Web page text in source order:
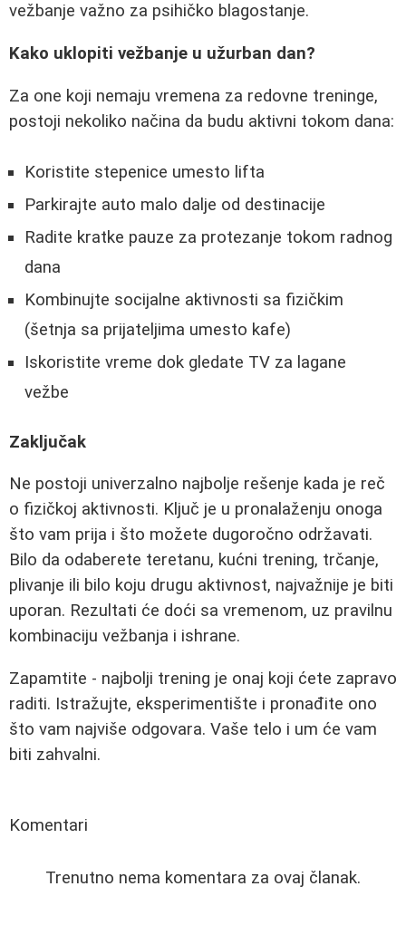
vežbanje važno za psihičko blagostanje.
Kako uklopiti vežbanje u užurban dan?
Za one koji nemaju vremena za redovne treninge,
postoji nekoliko načina da budu aktivni tokom dana:
Koristite stepenice umesto lifta
Parkirajte auto malo dalje od destinacije
Radite kratke pauze za protezanje tokom radnog
dana
Kombinujte socijalne aktivnosti sa fizičkim
(šetnja sa prijateljima umesto kafe)
Iskoristite vreme dok gledate TV za lagane
vežbe
Zaključak
Ne postoji univerzalno najbolje rešenje kada je reč
o fizičkoj aktivnosti. Ključ je u pronalaženju onoga
što vam prija i što možete dugoročno održavati.
Bilo da odaberete teretanu, kućni trening, trčanje,
plivanje ili bilo koju drugu aktivnost, najvažnije je biti
uporan. Rezultati će doći sa vremenom, uz pravilnu
kombinaciju vežbanja i ishrane.
Zapamtite - najbolji trening je onaj koji ćete zapravo
raditi. Istražujte, eksperimentište i pronađite ono
što vam najviše odgovara. Vaše telo i um će vam
biti zahvalni.
Komentari
Trenutno nema komentara za ovaj članak.